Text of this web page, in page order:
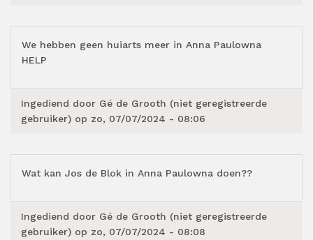
We hebben geen huiarts meer in Anna Paulowna
HELP
Ingediend door Gé de Grooth (niet geregistreerde
gebruiker) op zo, 07/07/2024 - 08:06
Wat kan Jos de Blok in Anna Paulowna doen??
Ingediend door Gé de Grooth (niet geregistreerde
gebruiker) op zo, 07/07/2024 - 08:08